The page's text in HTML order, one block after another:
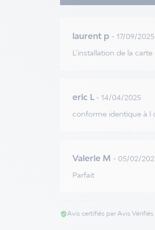
laurent p - 17/09/2025
L'installation de la
eric L - 14/04/2025
conforme identique à l
Valerie M - 05/02/
Parfait
verified_userAvis certifiés par Avis Vérifiés